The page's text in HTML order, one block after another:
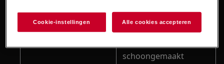
Terreincontainer
wordt
Wanneer nodig
Wanneer de lekbak is
schoongemaakt
Cookie-instellingen Alle cookies accepteren